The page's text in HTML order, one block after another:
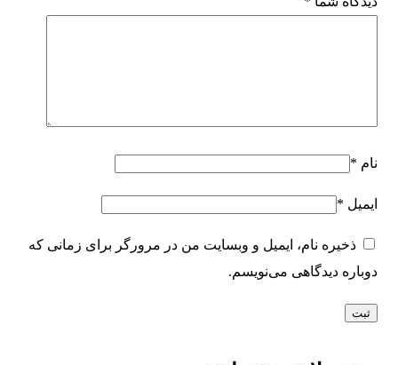
نام *
ایمیل *
ذخیره نام، ایمیل و وبسایت من در مرورگر برای زمانی که
دوباره دیدگاهی می‌نویسم.